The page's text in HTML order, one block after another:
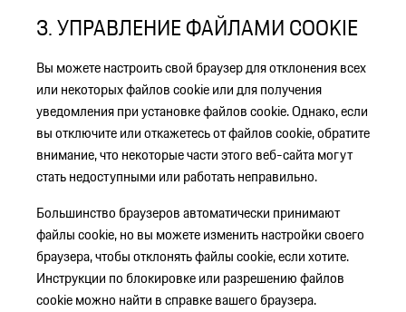
3. УПРАВЛЕНИЕ ФАЙЛАМИ COOKIE
Вы можете настроить свой браузер для отклонения всех
или некоторых файлов cookie или для получения
уведомления при установке файлов cookie. Однако, если
вы отключите или откажетесь от файлов cookie, обратите
внимание, что некоторые части этого веб-сайта могут
стать недоступными или работать неправильно.
Большинство браузеров автоматически принимают
файлы cookie, но вы можете изменить настройки своего
браузера, чтобы отклонять файлы cookie, если хотите.
Инструкции по блокировке или разрешению файлов
cookie можно найти в справке вашего браузера.